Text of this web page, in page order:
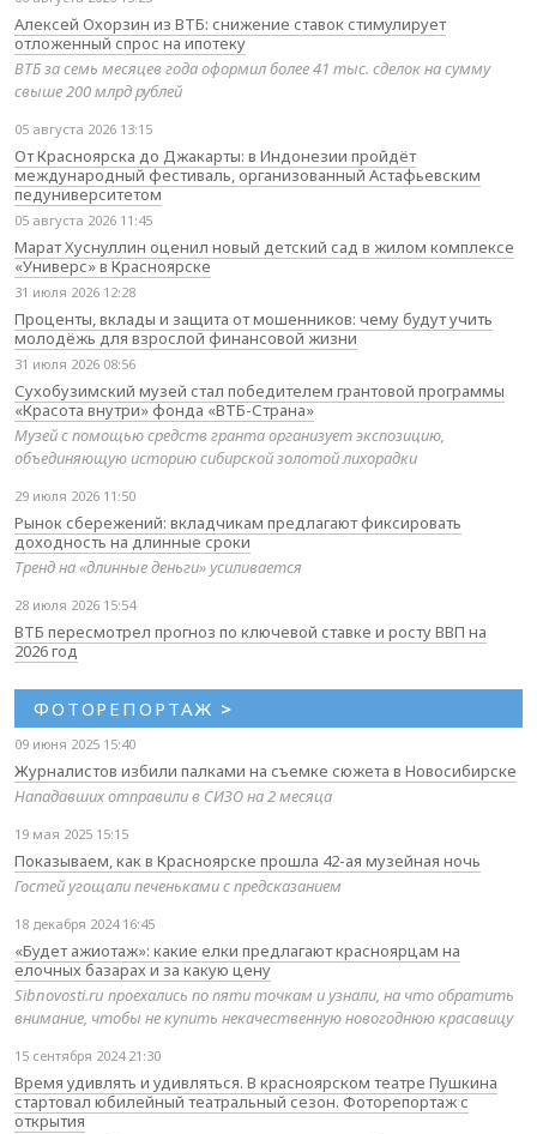
Алексей Охорзин из ВТБ: снижение ставок стимулирует
отложенный спрос на ипотеку
ВТБ за семь месяцев года оформил более 41 тыс. сделок на сумму
свыше 200 млрд рублей
05 августа 2026 13:15
От Красноярска до Джакарты: в Индонезии пройдёт
международный фестиваль, организованный Астафьевским
педуниверситетом
05 августа 2026 11:45
Марат Хуснуллин оценил новый детский сад в жилом комплексе
«Универс» в Красноярске
31 июля 2026 12:28
Проценты, вклады и защита от мошенников: чему будут учить
молодёжь для взрослой финансовой жизни
31 июля 2026 08:56
Сухобузимский музей стал победителем грантовой программы
«Красота внутри» фонда «ВТБ-Страна»
Музей с помощью средств гранта организует экспозицию,
объединяющую историю сибирской золотой лихорадки
29 июля 2026 11:50
Рынок сбережений: вкладчикам предлагают фиксировать
доходность на длинные сроки
Тренд на «длинные деньги» усиливается
28 июля 2026 15:54
ВТБ пересмотрел прогноз по ключевой ставке и росту ВВП на
2026 год
ФОТОРЕПОРТАЖ >
09 июня 2025 15:40
Журналистов избили палками на съемке сюжета в Новосибирске
Нападавших отправили в СИЗО на 2 месяца
19 мая 2025 15:15
Показываем, как в Красноярске прошла 42-ая музейная ночь
Гостей угощали печеньками с предсказанием
18 декабря 2024 16:45
«Будет ажиотаж»: какие елки предлагают красноярцам на
елочных базарах и за какую цену
Sibnovosti.ru проехались по пяти точкам и узнали, на что обратить
внимание, чтобы не купить некачественную новогоднюю красавицу
15 сентября 2024 21:30
Время удивлять и удивляться. В красноярском театре Пушкина
стартовал юбилейный театральный сезон. Фоторепортаж с
открытия